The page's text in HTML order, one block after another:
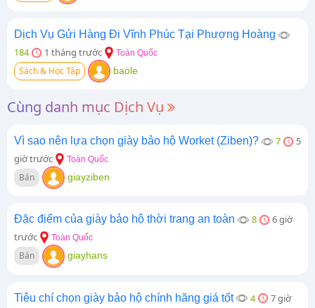
Dịch Vụ Gửi Hàng Đi Vĩnh Phúc Tại Phượng Hoàng
184 1 tháng trước Toàn Quốc
Sách & Học Tập baole
Cùng danh mục Dịch Vụ
Vì sao nên lựa chọn giày bảo hộ Worket (Ziben)? 7
5
giờ trước
Toàn Quốc
Bán giayziben
Đặc điểm của giày bảo hộ thời trang an toàn 8
6 giờ
trước
Toàn Quốc
Bán giayhans
Tiêu chí chọn giày bảo hộ chính hãng giá tốt 4
7 giờ